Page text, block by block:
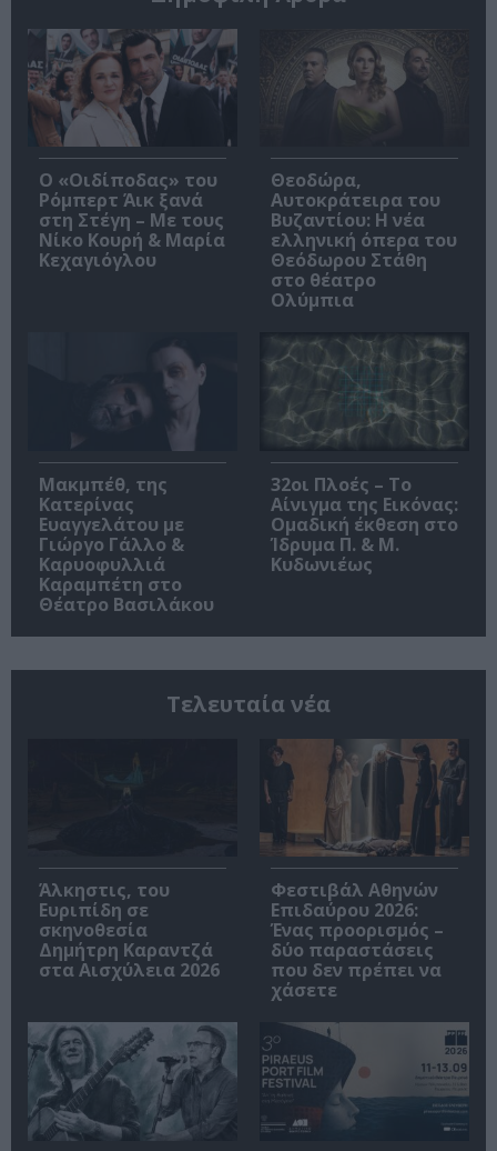
O «Οιδίποδας» του
Ρόμπερτ Άικ ξανά
στη Στέγη – Με τους
Νίκο Κουρή & Μαρία
Κεχαγιόγλου
Θεοδώρα,
Αυτοκράτειρα του
Βυζαντίου: Η νέα
ελληνική όπερα του
Θεόδωρου Στάθη
στο θέατρο
Ολύμπια
Μακμπέθ, της
Κατερίνας
Ευαγγελάτου με
Γιώργο Γάλλο &
Καρυοφυλλιά
Καραμπέτη στο
Θέατρο Βασιλάκου
32οι Πλοές – Το
Αίνιγμα της Εικόνας:
Ομαδική έκθεση στο
Ίδρυμα Π. & Μ.
Κυδωνιέως
Τελευταία νέα
Άλκηστις, του
Ευριπίδη σε
σκηνοθεσία
Δημήτρη Καραντζά
στα Αισχύλεια 2026
Φεστιβάλ Αθηνών
Επιδαύρου 2026:
Ένας προορισμός –
δύο παραστάσεις
που δεν πρέπει να
χάσετε